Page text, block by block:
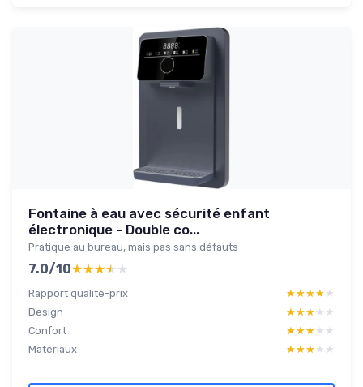
Fontaine à eau avec sécurité enfant
électronique - Double co...
Pratique au bureau, mais pas sans défauts
7.0/10★★★★★
★★★★★
Rapport qualité-prix ★★★★★
★★★★★
Design
★★★★★
★★★★★
Confort
★★★★★
★★★★★
Materiaux
★★★★★
★★★★★